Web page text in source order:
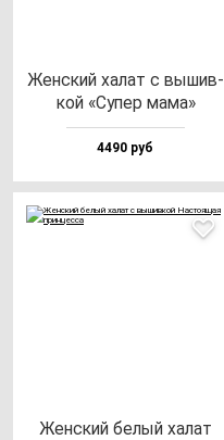
Жен­ский ха­лат с вы­шив­
кой «Супер ма­ма»
4490 руб
Жен­ский бе­лый ха­лат